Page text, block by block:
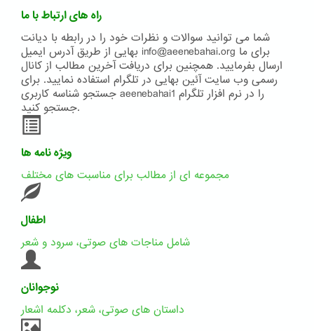
راه های ارتباط با ما
شما می توانید سوالات و نظرات خود را در رابطه با دیانت
بهایی از طریق آدرس ایمیل info@aeenebahai.org برای ما
ارسال بفرمایید. همچنین برای دریافت آخرین مطالب از کانال
رسمی وب سایت آئین بهایی در تلگرام استفاده نمایید. برای
جستجو شناسه کاربری aeenebahai1 را در نرم افزار تلگرام
جستجو کنید.
ویژه نامه ها
مجموعه ای از مطالب برای مناسبت های مختلف
اطفال
شامل مناجات های صوتی، سرود و شعر
نوجوانان
داستان های صوتی، شعر، دکلمه اشعار